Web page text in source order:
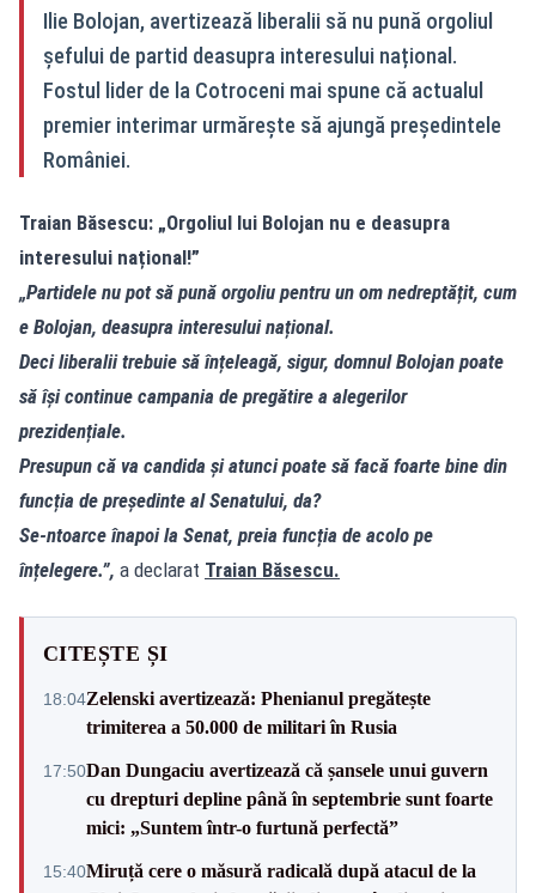
Ilie Bolojan, avertizează liberalii să nu pună orgoliul
șefului de partid deasupra interesului național.
Fostul lider de la Cotroceni mai spune că actualul
premier interimar urmărește să ajungă președintele
României.
Traian Băsescu: „Orgoliul lui Bolojan nu e deasupra
interesului național!”
„Partidele nu pot să pună orgoliu pentru un om nedreptățit, cum
e Bolojan, deasupra interesului național.
Deci liberalii trebuie să înțeleagă, sigur, domnul Bolojan poate
să își continue campania de pregătire a alegerilor
prezidențiale.
Presupun că va candida și atunci poate să facă foarte bine din
funcția de președinte al Senatului, da?
Se-ntoarce înapoi la Senat, preia funcția de acolo pe
înțelegere.”, a declarat Traian Băsescu.
CITEȘTE ȘI
18:04Zelenski avertizează: Phenianul pregătește
trimiterea a 50.000 de militari în Rusia
17:50Dan Dungaciu avertizează că șansele unui guvern
cu drepturi depline până în septembrie sunt foarte
mici: „Suntem într-o furtună perfectă”
15:40Miruță cere o măsură radicală după atacul de la